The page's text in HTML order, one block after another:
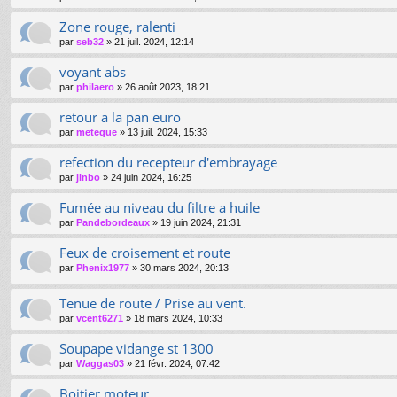
Zone rouge, ralenti
par seb32 » 21 juil. 2024, 12:14
voyant abs
par philaero » 26 août 2023, 18:21
retour a la pan euro
par meteque » 13 juil. 2024, 15:33
refection du recepteur d'embrayage
par jinbo » 24 juin 2024, 16:25
Fumée au niveau du filtre a huile
par Pandebordeaux » 19 juin 2024, 21:31
Feux de croisement et route
par Phenix1977 » 30 mars 2024, 20:13
Tenue de route / Prise au vent.
par vcent6271 » 18 mars 2024, 10:33
Soupape vidange st 1300
par Waggas03 » 21 févr. 2024, 07:42
Boitier moteur.